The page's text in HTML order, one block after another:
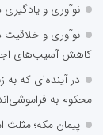
نوآوری و
نوآوری و خلاقیت
کاهش آسیب‌های
در آینده‌ای که
محکوم به
پیمان مکه؛ مثلث